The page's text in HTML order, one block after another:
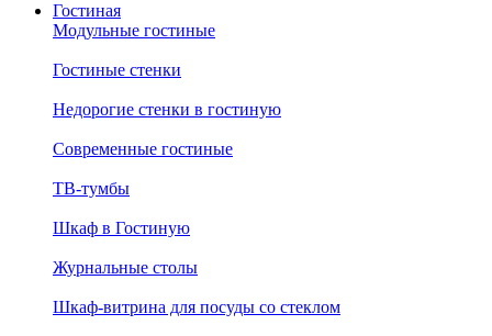
Гостиная
Модульные гостиные
Гостиные стенки
Недорогие стенки в гостиную
Современные гостиные
ТВ-тумбы
Шкаф в Гостиную
Журнальные столы
Шкаф-витрина для посуды со стеклом